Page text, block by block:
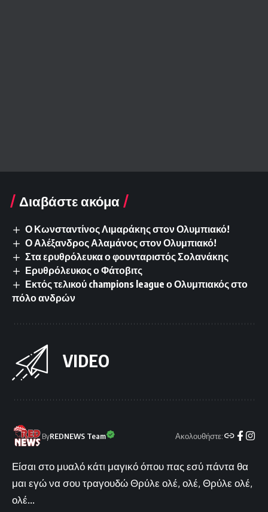
Διαβάστε ακόμα
Ο Κωνσταντίνος Λιμαράκης στον Ολυμπιακό!
Ο Αλέξανδρος Αλαμάνος στον Ολυμπιακό!
Στα ερυθρόλευκα ο φουνταριστός Σολανάκης
Ερυθρόλευκος ο Φάτοβιτς
Εκτός τελικού champions league ο Ολυμπιακός στο
πόλο ανδρών
VIDEO
ByREDNEWS Team Ακολουθήστε:
Είσαι στο μυαλό κάτι μαγικό όπου πας εσύ πάντα θα
μαι εγώ να σου τραγουδώ Θρύλε ολέ, ολέ, Θρύλε ολέ,
ολέ...